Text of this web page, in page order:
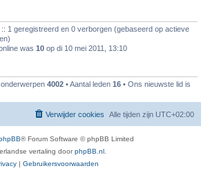
1 geregistreerd en 0 verborgen (gebaseerd op actieve
was 10 op di 10 mei 2011, 13:10
onderwerpen 4002 • Aantal leden 16 • Ons nieuwste lid is
Alle tijden zijn UTC+02:00
Verwijder cookies
® Forum Software © phpBB Limited
vertaling doorphpBB.nl
| Gebruikersvoorwaarden